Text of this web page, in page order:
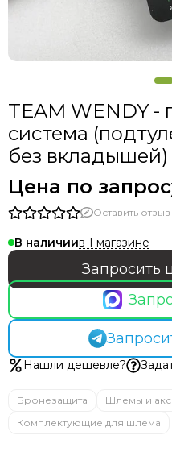
TEAM WENDY -
система
без вкладышей)
Цена по
Оставить отзыв
В наличиив 1 магазине
Запросить
Нашли дешевле?
Бронезащита
Шлемы и
Комплектующие для шлема